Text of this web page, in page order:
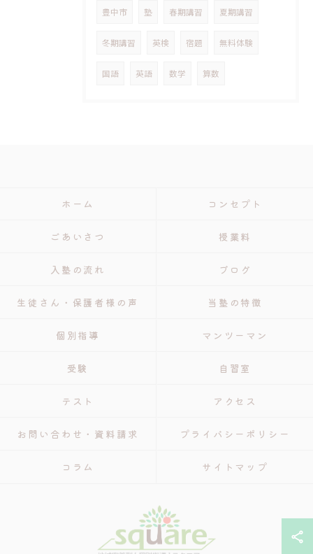
豊中市 塾 春期講習 夏期講習
冬期講習 英検 宿題 無料体験
国語 英語 数学 算数
ホーム コンセプト
ごあいさつ 授業料
入塾の流れ ブログ
生徒さん・保護者様の声 当塾の特徴
個別指導 マンツーマン
受験 自習室
テスト アクセス
お問い合わせ・資料請求 プライバシーポリシー
コラム サイトマップ